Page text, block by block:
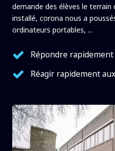
demande des élèves le
installé, corona nous a
ordinateurs portables, ...
Répondre
Réagir rapidement